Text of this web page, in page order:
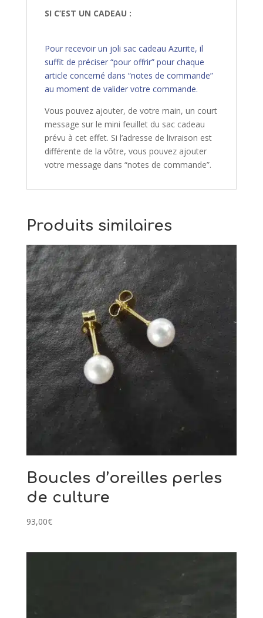
SI C’EST UN CADEAU :
Pour recevoir un joli sac cadeau Azurite, il
suffit de préciser “pour offrir” pour chaque
article concerné dans “notes de commande”
au moment de valider votre commande.
Vous pouvez ajouter, de votre main, un court
message sur le mini feuillet du sac cadeau
prévu à cet effet. Si l’adresse de livraison est
différente de la vôtre, vous pouvez ajouter
votre message dans “notes de commande”.
Produits similaires
Boucles d’oreilles perles
de culture
93,00€